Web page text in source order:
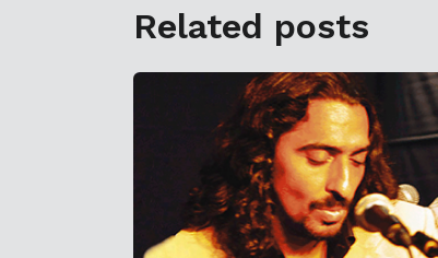
Related posts